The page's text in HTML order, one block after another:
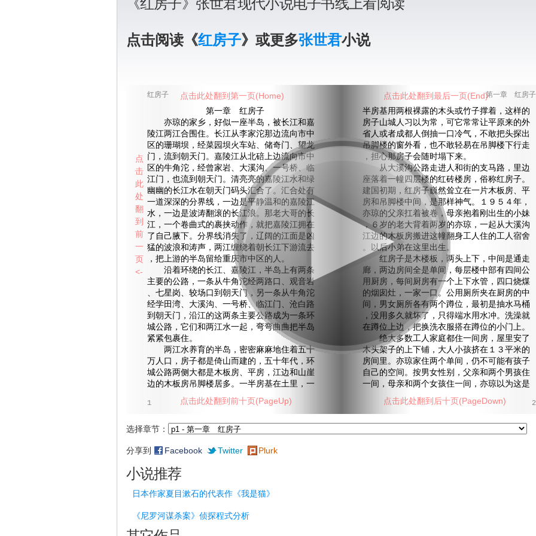
《红房子》张世君现代小说电子书线上看阅读
点击阅读《红房子》或更多张世君小说
红房子 第一章 红房子
第一章 红房子
亦琼的家乡，好似一座半岛，被长江和嘉
陵江两江合围住。长江从李家沱那边流向市中
区的珊瑚坝，经菜园坝火车站、储奇门、望龙
门，流到朝天门。嘉陵江从北碚上边流向市中
区的牛角沱，经曾家岩、大溪沟、一号桥、临
江门，也流到朝天门。清亮亮的嘉陵江水和绿
幽幽的长江水在朝天门码头汇合了。汇合处有
一道深深的分界线，一边是平静温和的嘉陵江
水，一边是波涛翻滚的长江浪。那老大哥的长
江，一个卷曲式的裹挟动作，就把嘉陵江拥在
了自己腋下。分界线消失了，辽阔的江面是凶
猛的波浪和涛声，两江缠绕着朝长江下游流去
，把上游的半岛留给重庆市中区的人。
沿着环绕的长江、嘉陵江，半岛上有两条
主要的公路，一条从牛角沱经两路口、观音岩
、七星岗、较场口到朝天门，另一条从牛角沱
经学田湾、大溪沟、一号桥、临江门、沧白路
到朝天门，沿江的这两条主要公路成为一条环
城公路，它们和两江水一起，弯弯曲曲把半岛
紧紧包裹住。
两江水养育的半岛，密密麻麻地住着五十
万人口，房子都是倚山而建的，五十年代，环
城公路两侧大都是木板房、平房，江边和山崖
边的木板房吊脚楼居多。一半房基在土里，一
半房基用两根裸露的木头或竹子撑着，这样的
房子山城人习以为常，可它常常让平原来的外
省人或者成都人倒抽一口冷气，不敢把头探出
吊脚楼的窗外看，也不敢轻易在吊脚楼下行走
，担心那房子会随时塌下来。
从大溪沟公路走进人和街的支马路，里边
座落着一幢四层楼的红砖楼房，俗称红房子。
建国初期，红房子巍然耸立在一片木板房、平
房和吊脚楼中间，是那样神气。１９５４年，
亦琼的父亲扛着被卷，母亲抱着刚出生的小妹
，６岁的老大背着两岁的亦琼，一起从大溪沟
江边的木板房搬进这幢翻身工人住的工人宿舍
。以后小弟在这里出生。
红房子是木楼板，两头上下，中间是通走
廊，两边房间全是单间，每层楼中部有四间公
用厨房，每间厨房有一个上下水管，四口烧煤
的烟囱灶，一家一口。公用厕所夹在厨房的中
间，男女厕所各有两个蹲位，最初是抽水马桶
，没用多久就坏了，只得端水用水冲。洗澡就
在蹲位上边，把换洗衣服搭在蹲位的小门上。
绝大多数工人家庭都住一间房，屋里安了
木头架子的上下铺，大人小孩挤在１３平米的
房间里。亦琼家住两个单间，仍不可能有孩子
自己的空间。按男女性别，父亲和两个男孩住
一间，母亲和两个女孩住一间，亦琼以为这是
1 2
选择章节：
分享到 Facebook Twitter Plurk
点击此处翻到第一页(Home) 点击此处翻到最后一页(End)
点击此处翻到前十页(PageUp) 点击此处翻到后十页(PageDown)
点
击
此
处
翻
到
前
一
页
<-
小说推荐
日本作家夏目漱石的代表作《我是猫》
《尼罗河谋杀案》侦探程式分析